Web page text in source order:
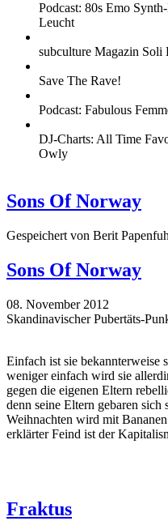
Podcast: 80s Emo
Leucht
subculture Magazin Soli
Save The Rave!
Podcast: Fabulous
DJ-Charts: All Time
Owly
Sons Of Norway
Gespeichert von Berit
Sons Of Norway
08. November 2012
Skandinavischer Pubertäts-
Einfach ist sie bekannterweise
weniger einfach wird sie
gegen die eigenen Eltern
denn seine Eltern gebaren sich
Weihnachten wird mit
erklärter Feind ist der
Fraktus